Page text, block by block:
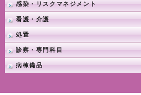
感染・リスクマネジメント
看護・介護
処置
診察・専門科目
病棟備品